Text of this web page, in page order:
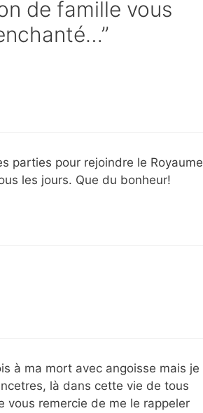
de famille vous
parties pour rejoindre le Royaume
les jours. Que du bonheur!
à ma mort avec angoisse mais je
là dans cette vie de tous
vous remercie de me le rappeler